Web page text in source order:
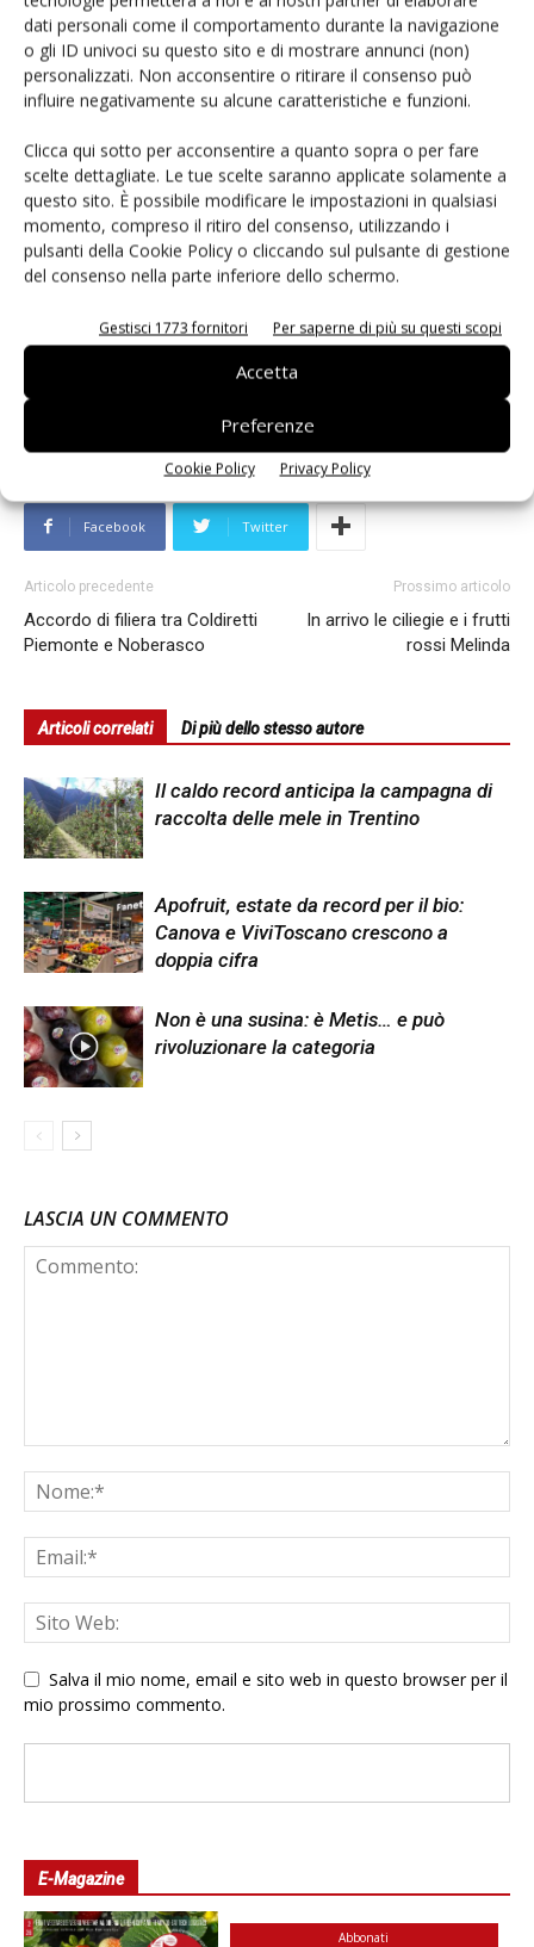
dati personali come il comportamento durante la navigazione
o gli ID univoci su questo sito e di mostrare annunci (non)
personalizzati. Non acconsentire o ritirare il consenso può
influire negativamente su alcune caratteristiche e funzioni.
Clicca qui sotto per acconsentire a quanto sopra o per fare
scelte dettagliate. Le tue scelte saranno applicate solamente a
questo sito. È possibile modificare le impostazioni in qualsiasi
momento, compreso il ritiro del consenso, utilizzando i
pulsanti della Cookie Policy o cliccando sul pulsante di gestione
del consenso nella parte inferiore dello schermo.
Gestisci 1773 fornitori Per saperne di più su questi scopi
Accetta
Preferenze
Cookie Policy Privacy Policy
rassegna estiva, nell’ambito di ‘Be Here Bologna Estate
2019’, per 56 serate di Cinema aperte al pubblico, in Piazza
Maggiore, a Bologna.
Se questo articolo ti è piaciuto e vuoi rimanere
sempre informatoiscriviti alla newsletter
gratuita.
AgriBologna Angelo Palma avocado
Banana
Gruppo Agribologna
Facebook Twitter
Articolo precedente
Accordo di filiera tra Coldiretti
Piemonte e Noberasco
Prossimo articolo
In arrivo le ciliegie e i frutti
rossi Melinda
Articoli correlati Di più dello stesso autore
Il caldo record anticipa la campagna di
raccolta delle mele in Trentino
Apofruit, estate da record per il bio:
Canova e ViviToscano crescono a
doppia cifra
Non è una susina: è Metis… e può
rivoluzionare la categoria
LASCIA UN COMMENTO
Salva il mio nome, email e sito web in questo browser per il
mio prossimo commento.
E-Magazine
Abbonati